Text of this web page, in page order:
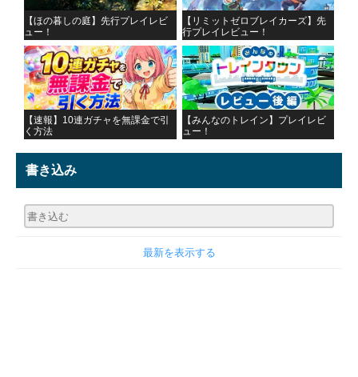
【ほの暮しの庭】先行プレイレビ
ュー！
【リミットゼロブレイカーズ】先
行プレイレビュー！
【速報】10連ガチャを無課金で引
く方法
【みんなのトレイン】プレイレビ
ュー！
書き込み
最新を表示する